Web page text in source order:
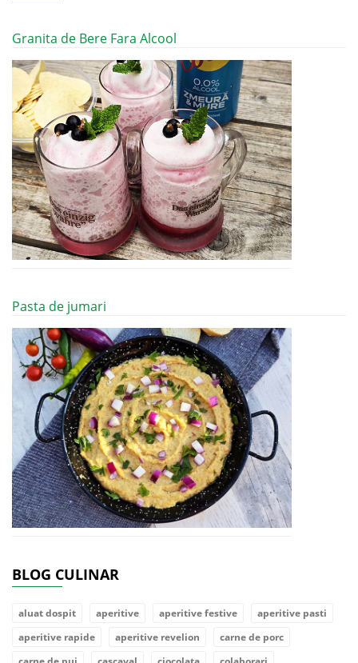
Granita de Bere Fara Alcool
Pasta de jumari
BLOG CULINAR
aluat dospit aperitive aperitive festive
aperitive pasti
aperitive rapide
aperitive revelion
carne de porc